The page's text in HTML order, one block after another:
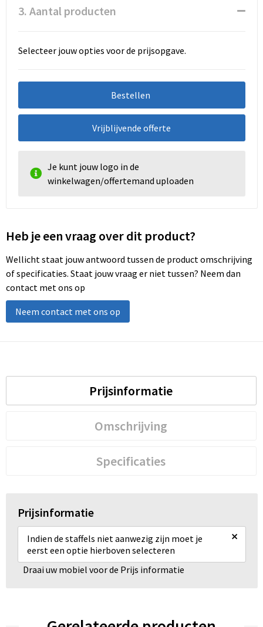
3. Aantal producten
Selecteer jouw opties voor de prijsopgave.
Bestellen
Vrijblijvende offerte
Je kunt jouw logo in de
winkelwagen/offertemand uploaden
Heb je een vraag over dit product?
Wellicht staat jouw antwoord tussen de product omschrijving
of specificaties. Staat jouw vraag er niet tussen? Neem dan
contact met ons op
Neem contact met ons op
Prijsinformatie
Omschrijving
Specificaties
Prijsinformatie
Indien de staffels niet aanwezig zijn moet je
eerst een optie hierboven selecteren
×
Draai uw mobiel voor de Prijs informatie